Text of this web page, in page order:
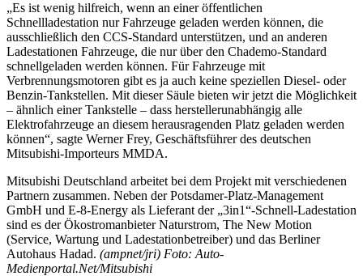
„Es ist wenig hilfreich, wenn an einer öffentlichen
Schnellladestation nur Fahrzeuge geladen werden können, die
ausschließlich den CCS-Standard unterstützen, und an anderen
Ladestationen Fahrzeuge, die nur über den Chademo-Standard
schnellgeladen werden können. Für Fahrzeuge mit
Verbrennungsmotoren gibt es ja auch keine speziellen Diesel- oder
Benzin-Tankstellen. Mit dieser Säule bieten wir jetzt die Möglichkeit
– ähnlich einer Tankstelle – dass herstellerunabhängig alle
Elektrofahrzeuge an diesem herausragenden Platz geladen werden
können“, sagte Werner Frey, Geschäftsführer des deutschen
Mitsubishi-Importeurs MMDA.
Mitsubishi Deutschland arbeitet bei dem Projekt mit verschiedenen
Partnern zusammen. Neben der Potsdamer-Platz-Management
GmbH und E-8-Energy als Lieferant der „3in1“-Schnell-Ladestation
sind es der Ökostromanbieter Naturstrom, The New Motion
(Service, Wartung und Ladestationbetreiber) und das Berliner
Autohaus Hadad. (ampnet/jri) Foto: Auto-
Medienportal.Net/Mitsubishi